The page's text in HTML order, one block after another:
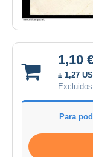
1,10
± 1,27
Para